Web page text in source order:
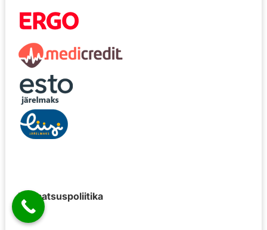
Privaatsuspoliitika